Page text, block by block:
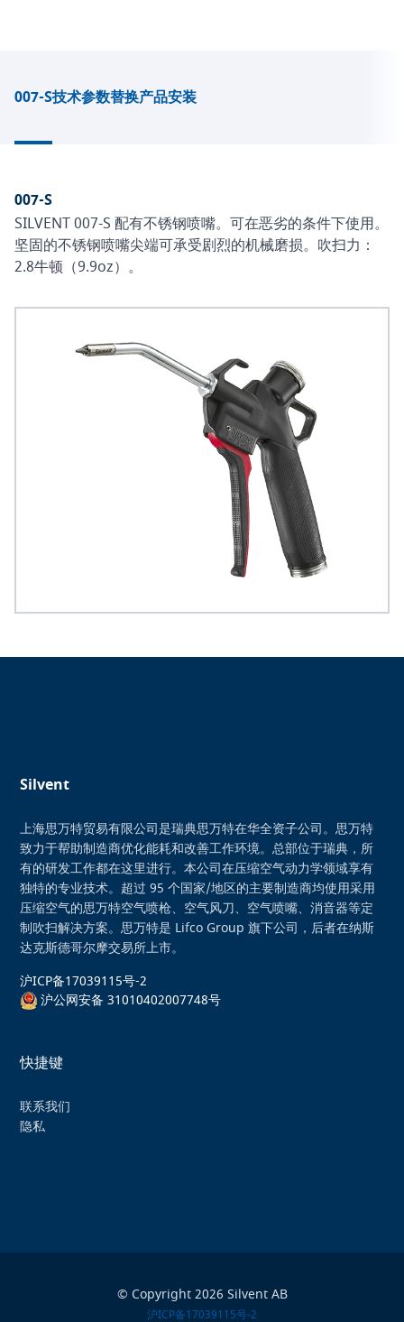
007-S技术参数替换产品安装
007-S
SILVENT 007-S 配有不锈钢喷嘴。可在恶劣的条件下使用。
坚固的不锈钢喷嘴尖端可承受剧烈的机械磨损。吹扫力：
2.8牛顿（9.9oz）。
Silvent
上海思万特贸易有限公司是瑞典思万特在华全资子公司。思万特
致力于帮助制造商优化能耗和改善工作环境。总部位于瑞典，所
有的研发工作都在这里进行。本公司在压缩空气动力学领域享有
独特的专业技术。超过 95 个国家/地区的主要制造商均使用采用
压缩空气的思万特空气喷枪、空气风刀、空气喷嘴、消音器等定
制吹扫解决方案。思万特是 Lifco Group 旗下公司，后者在纳斯
达克斯德哥尔摩交易所上市。
沪ICP备17039115号-2
沪公网安备 31010402007748号
快捷键
联系我们
隐私
© Copyright 2026 Silvent AB
沪ICP备17039115号-2